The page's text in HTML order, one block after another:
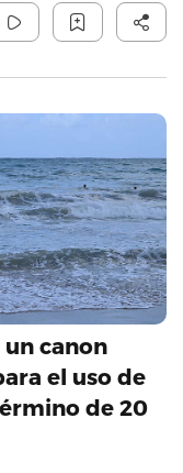
un canon
el uso de
de 20